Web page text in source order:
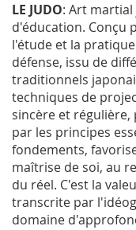
LE JUDO: Art
d'éducation. Conçu
l'étude et la
défense, issu de
traditionnels
techniques de
sincère et
par les principes
fondements,
maîtrise de soi, au
du réel. C'est la
transcrite par
domaine